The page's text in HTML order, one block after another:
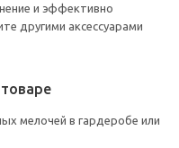
и эффективно
другими аксессуарами
мелочей в гардеробе или